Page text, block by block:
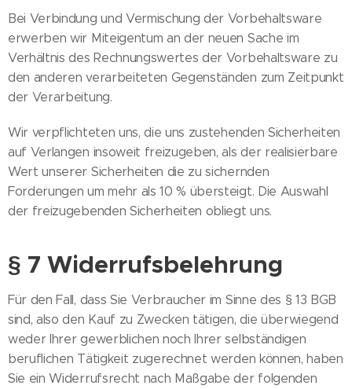
Bei Verbindung und Vermischung der Vorbehaltsware
erwerben wir Miteigentum an der neuen Sache im
Verhältnis des Rechnungswertes der Vorbehaltsware zu
den anderen verarbeiteten Gegenständen zum Zeitpunkt
der Verarbeitung.
Wir verpflichteten uns, die uns zustehenden Sicherheiten
auf Verlangen insoweit freizugeben, als der realisierbare
Wert unserer Sicherheiten die zu sichernden
Forderungen um mehr als 10 % übersteigt. Die Auswahl
der freizugebenden Sicherheiten obliegt uns.
§ 7 Widerrufsbelehrung
Für den Fall, dass Sie Verbraucher im Sinne des § 13 BGB
sind, also den Kauf zu Zwecken tätigen, die überwiegend
weder Ihrer gewerblichen noch Ihrer selbständigen
beruflichen Tätigkeit zugerechnet werden können, haben
Sie ein Widerrufsrecht nach Maßgabe der folgenden